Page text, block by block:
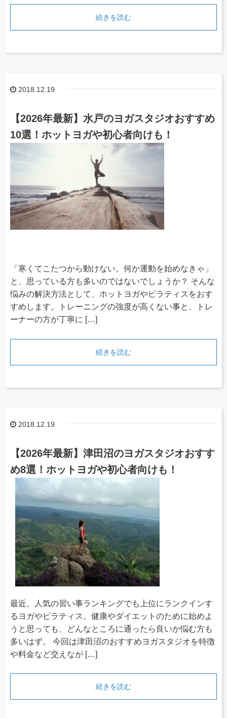
続きを読む
2018.12.19
【2026年最新】水戸のヨガスタジオおすすめ
10選！ホットヨガや初心者向けも！
「寒くてこたつから動けない。何か運動を始めなきゃ」
と、思っている方も多いのではないでしょうか？ そんな
悩みの解決方法として、ホットヨガやピラティスをおす
すめします。トレーニングの強度が高くない事と、トレ
ーナーの方が丁寧に […]
続きを読む
2018.12.19
【2026年最新】津田沼のヨガスタジオおすす
め8選！ホットヨガや初心者向けも！
最近、人気の習い事ランキングでも上位にランクインす
るヨガやピラティス。健康やダイエットのために始めよ
うと思っても、どんなところに通ったら良いか悩む方も
多いはず。 今回は津田沼のおすすめヨガスタジオを特徴
や料金など交えなが […]
続きを読む